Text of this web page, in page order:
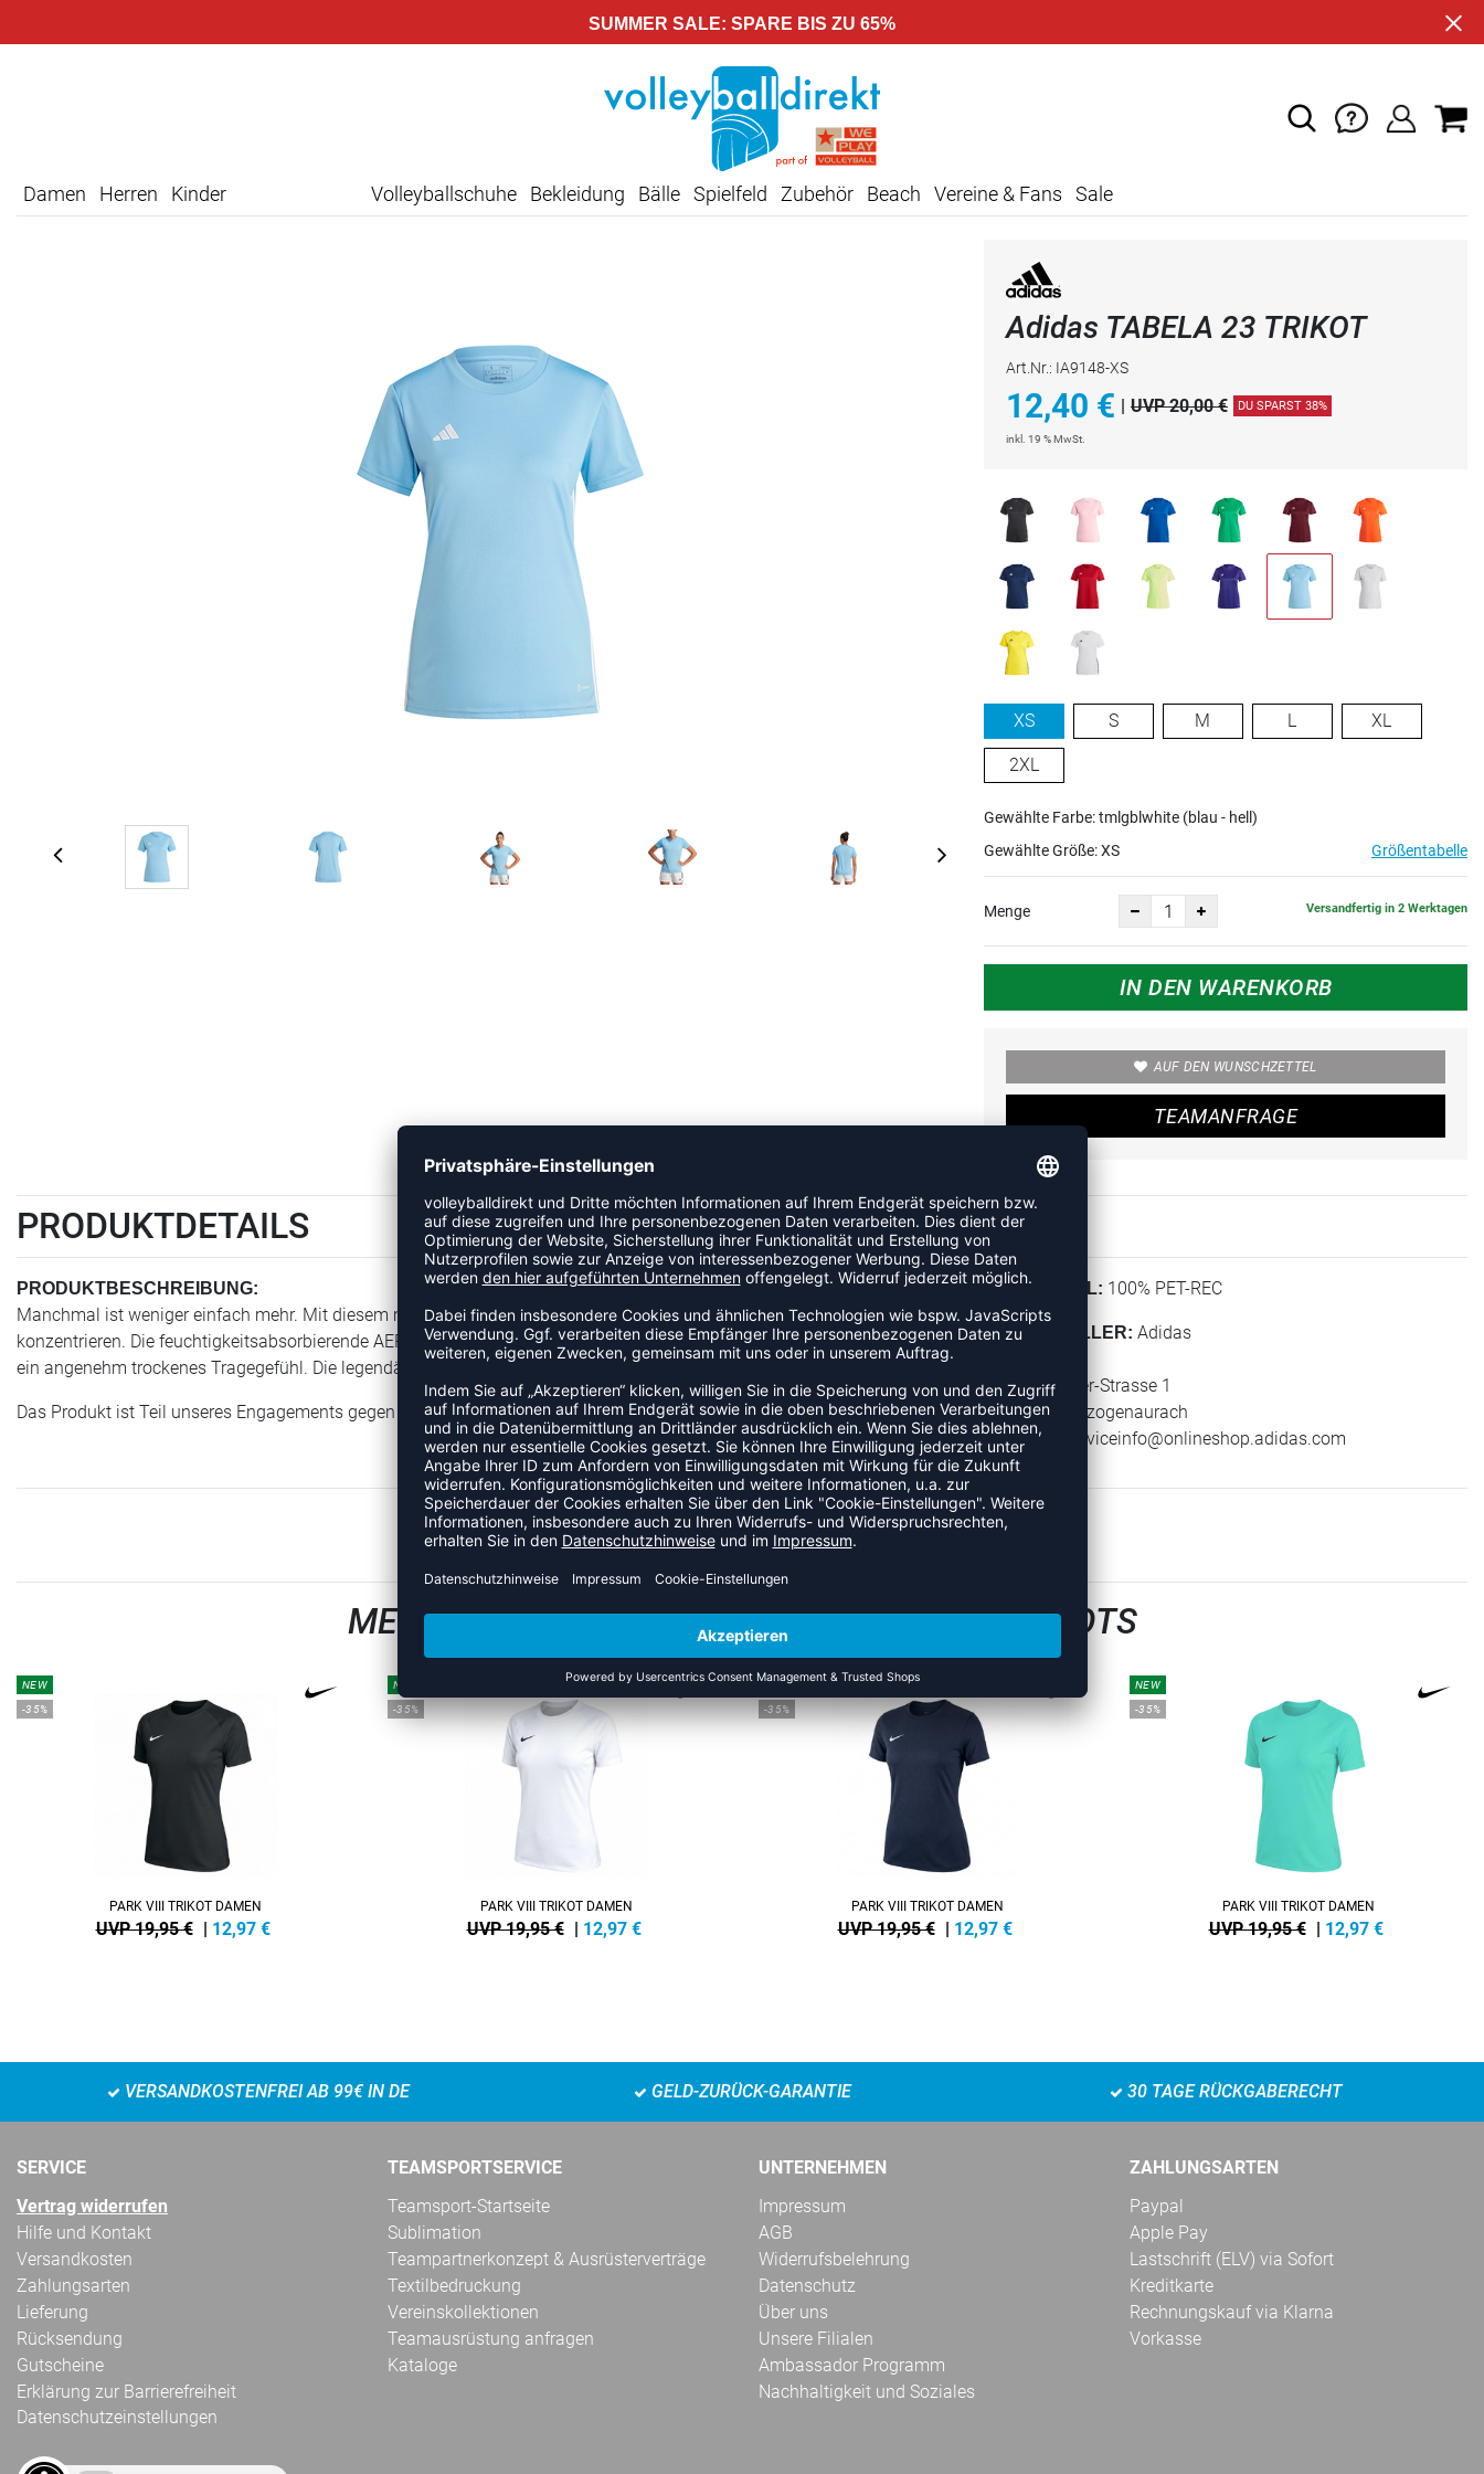
SUMMER SALE: SPARE BIS ZU 65%
Damen Herren Kinder Volleyballschuhe Bekleidung Bälle Spielfeld Zubehör Beach Vereine & Fans Sale
Adidas TABELA 23 TRIKOT
Art.Nr.: IA9148-XS
12,40 € | UVP 20,00 € DU SPARST 38%
inkl. 19 % MwSt.
XS S M L XL
2XL
Gewählte Farbe: tmlgblwhite (blau - hell)
Gewählte Größe:XS Größentabelle
Menge Versandfertig in 2 Werktagen
IN DEN WARENKORB
AUF DEN WUNSCHZETTEL
TEAMANFRAGE
PRODUKTDETAILS
PRODUKTBESCHREIBUNG:
Manchmal ist weniger einfach mehr. Mit diesem minimalistischen adidas Trikot kannst du dich voll und ganz auf dein Ziel
konzentrieren. Die feuchtigkeitsabsorbierende AEROREADY Technologie und Mesh-Ärmel garantieren das ganze Spiel über
ein angenehm trockenes Tragegefühl. Die legendären 3-Streifen und das 3-Streifen Logo machen den Look komplett.
Das Produkt ist Teil unseres Engagements gegen Plastikmüll und besteht zu 100 % aus recycelten Materialien.
MATERIAL: 100% PET-REC
HERSTELLER: Adidas
Adi-Dassler-Strasse 1
91074 Herzogenaurach
E-Mail:
serviceinfo@onlineshop.adidas.com
ZULETZT ANGESEHEN
MEHR AUS DER KATEGORIE VOLLEYBALLTRIKOTS
NEW
-35%
PARK VIII TRIKOT DAMEN
UVP 19,95 € 12,97 €
NEW
-35%
PARK VIII TRIKOT DAMEN
UVP 19,95 € 12,97 €
NEW
-35%
PARK VIII TRIKOT DAMEN
UVP 19,95 € 12,97 €
NEW
-35%
PARK VIII TRIKOT DAMEN
UVP 19,95 € 12,97 €
VERSANDKOSTENFREI AB 99€ IN DE GELD-ZURÜCK-GARANTIE 30 TAGE RÜCKGABERECHT
SERVICE
Vertrag widerrufen
Hilfe und Kontakt
Versandkosten
Zahlungsarten
Lieferung
Rücksendung
Gutscheine
Erklärung zur Barrierefreiheit
Datenschutzeinstellungen
TEAMSPORTSERVICE
Teamsport-Startseite
Sublimation
Teampartnerkonzept & Ausrüsterverträge
Textilbedruckung
Vereinskollektionen
Teamausrüstung anfragen
Kataloge
UNTERNEHMEN
Impressum
AGB
Widerrufsbelehrung
Datenschutz
Über uns
Unsere Filialen
Ambassador Programm
Nachhaltigkeit und Soziales
ZAHLUNGSARTEN
Paypal
Apple Pay
Lastschrift (ELV) via Sofort
Kreditkarte
Rechnungskauf via Klarna
Vorkasse